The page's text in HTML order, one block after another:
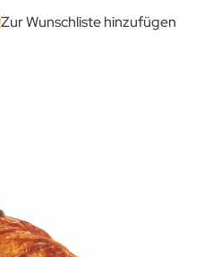
Zur Wunschliste hinzufügen